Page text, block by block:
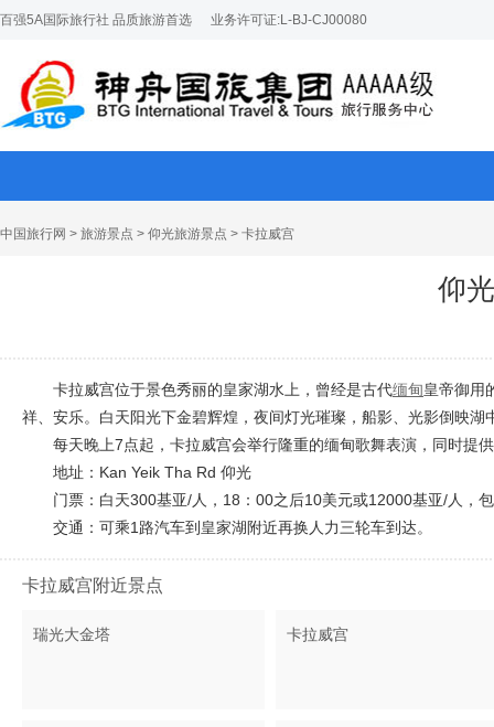
百强5A国际旅行社 品质旅游首选 业务许可证:L-BJ-CJ00080
中国旅行网 > 旅游景点 > 仰光旅游景点 > 卡拉威宫
仰
卡拉威宫位于景色秀丽的皇家湖水上，曾经是古代缅甸皇帝御用
祥、安乐。白天阳光下金碧辉煌，夜间灯光璀璨，船影、光影倒映湖
每天晚上7点起，卡拉威宫会举行隆重的缅甸歌舞表演，同时提
地址：Kan Yeik Tha Rd 仰光
门票：白天300基亚/人，18：00之后10美元或12000基亚/人，
交通：可乘1路汽车到皇家湖附近再换人力三轮车到达。
卡拉威宫附近景点
瑞光大金塔 卡拉威宫